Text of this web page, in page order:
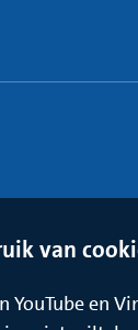
van
YouTube en